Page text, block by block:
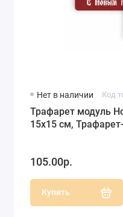
Нет в наличии Код
Трафарет модуль
15х15 см,
105.00р.
Купить